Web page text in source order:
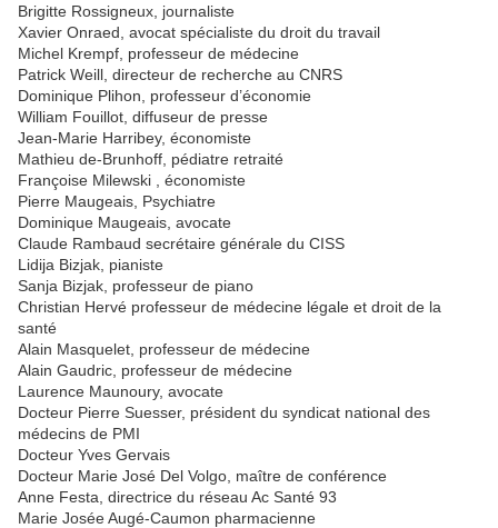
Brigitte Rossigneux, journaliste
Xavier Onraed, avocat spécialiste du droit du travail
Michel Krempf, professeur de médecine
Patrick Weill, directeur de recherche au CNRS
Dominique Plihon, professeur d’économie
William Fouillot, diffuseur de presse
Jean-Marie Harribey, économiste
Mathieu de-Brunhoff, pédiatre retraité
Françoise Milewski , économiste
Pierre Maugeais, Psychiatre
Dominique Maugeais, avocate
Claude Rambaud secrétaire générale du CISS
Lidija Bizjak, pianiste
Sanja Bizjak, professeur de piano
Christian Hervé professeur de médecine légale et droit de la
santé
Alain Masquelet, professeur de médecine
Alain Gaudric, professeur de médecine
Laurence Maunoury, avocate
Docteur Pierre Suesser, président du syndicat national des
médecins de PMI
Docteur Yves Gervais
Docteur Marie José Del Volgo, maître de conférence
Anne Festa, directrice du réseau Ac Santé 93
Marie Josée Augé-Caumon pharmacienne